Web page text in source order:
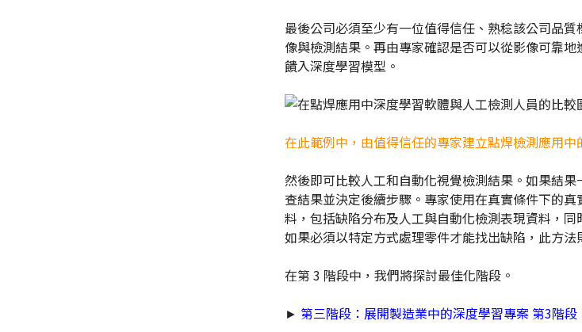
最後公司必須至少有一位值得信任、熟稔該公司品
像與檢測結果。再由專家確認是否可以從影像可靠
饋入深度學習模型。
在此範例中，由值得信任的專家建立點焊檢測應用中
然後即可比較人工和自動化視覺檢測結果。如果結
查結果並決定後續步驟。專家使用在真實條件下的
料，包括缺陷分布及人工與自動化檢測表現資料，
如果必須以特定方式處理零件才能找出缺陷，此方
在第 3 階段中，我們將探討最佳化階段。
► 第三階段：展開製造業中的深度學習專案 第3階段